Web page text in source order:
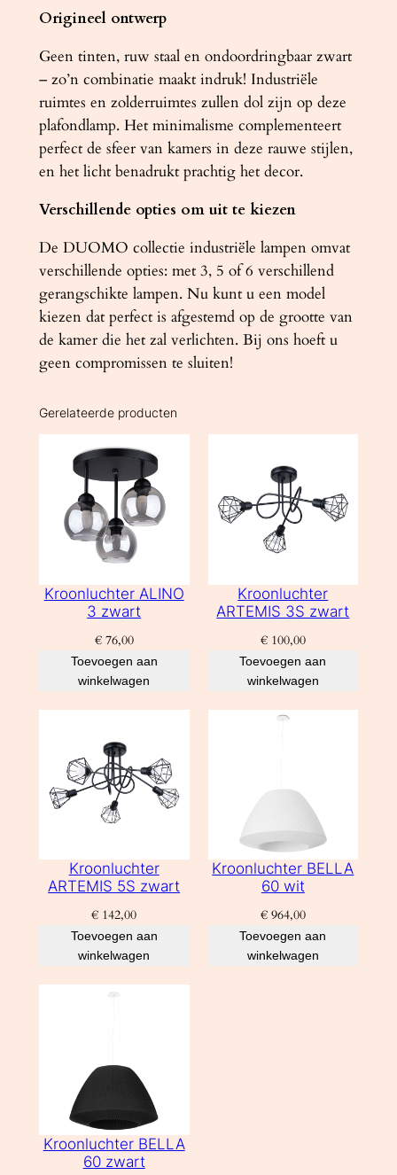
Origineel ontwerp
Geen tinten, ruw staal en ondoordringbaar zwart
– zo’n combinatie maakt indruk! Industriële
ruimtes en zolderruimtes zullen dol zijn op deze
plafondlamp. Het minimalisme complementeert
perfect de sfeer van kamers in deze rauwe stijlen,
en het licht benadrukt prachtig het decor.
Verschillende opties om uit te kiezen
De DUOMO collectie industriële lampen omvat
verschillende opties: met 3, 5 of 6 verschillend
gerangschikte lampen. Nu kunt u een model
kiezen dat perfect is afgestemd op de grootte van
de kamer die het zal verlichten. Bij ons hoeft u
geen compromissen te sluiten!
Gerelateerde producten
Kroonluchter ALINO
3 zwart
€76,00
Toevoegen aan
winkelwagen
Kroonluchter
ARTEMIS 3S zwart
€100,00
Toevoegen aan
winkelwagen
Kroonluchter
ARTEMIS 5S zwart
€ 142,00
Toevoegen aan
winkelwagen
Kroonluchter BELLA
60 wit
€964,00
Toevoegen aan
winkelwagen
Kroonluchter BELLA
60 zwart